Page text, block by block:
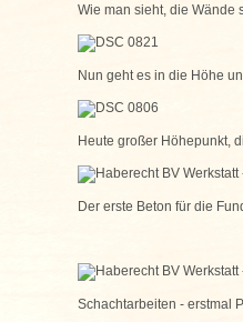
Wie man sieht, die Wände
Nun geht es in die Höhe
Heute großer Höhepunkt,
Der erste Beton für die
Schachtarbeiten - erstmal